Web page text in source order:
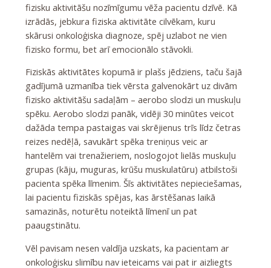
fizisku aktivitāšu nozīmīgumu vēža pacientu dzīvē. Kā
izrādās, jebkura fiziska aktivitāte cilvēkam, kuru
skārusi onkoloģiska diagnoze, spēj uzlabot ne vien
fizisko formu, bet arī emocionālo stāvokli.
Fiziskās aktivitātes kopumā ir plašs jēdziens, taču šajā
gadījumā uzmanība tiek vērsta galvenokārt uz divām
fizisko aktivitāšu sadaļām – aerobo slodzi un muskuļu
spēku. Aerobo slodzi panāk, vidēji 30 minūtes veicot
dažāda tempa pastaigas vai skrējienus trīs līdz četras
reizes nedēļā, savukārt spēka treniņus veic ar
hantelēm vai trenažieriem, noslogojot lielās muskuļu
grupas (kāju, muguras, krūšu muskulatūru) atbilstoši
pacienta spēka līmenim. Šīs aktivitātes nepieciešamas,
lai pacientu fiziskās spējas, kas ārstēšanas laikā
samazinās, noturētu noteiktā līmenī un pat
paaugstinātu.
Vēl pavisam nesen valdīja uzskats, ka pacientam ar
onkoloģisku slimību nav ieteicams vai pat ir aizliegts